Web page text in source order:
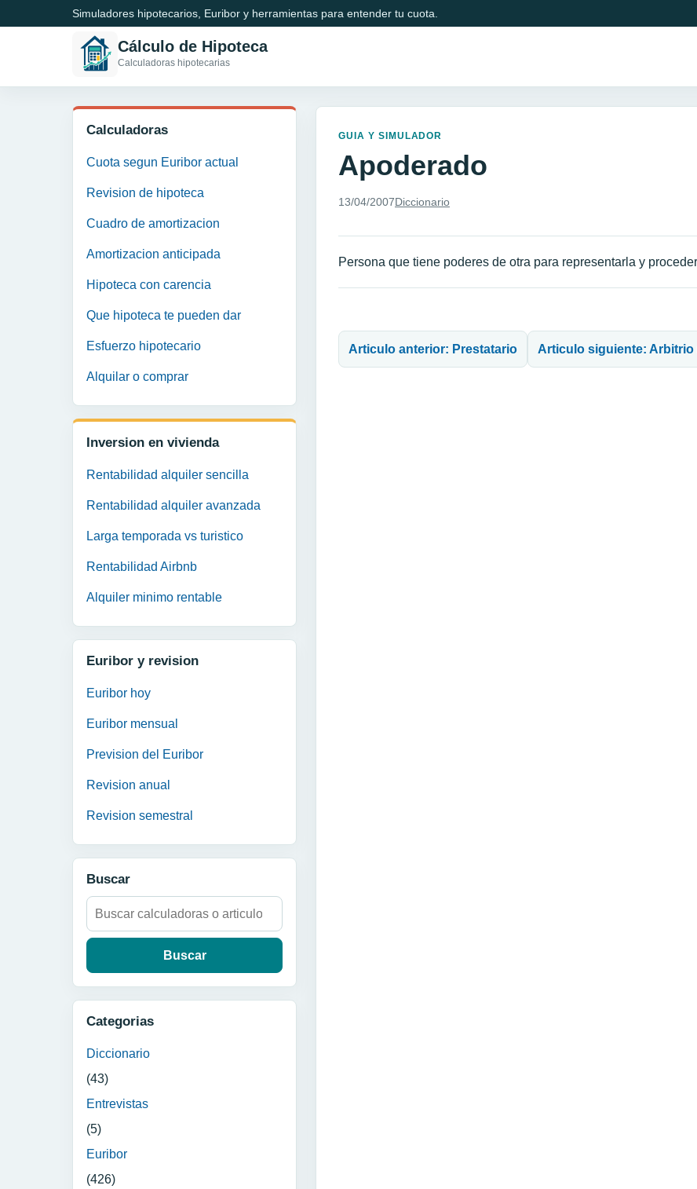
Simuladores hipotecarios, Euribor y herramientas para entender tu cuota.
Cálculo de Hipoteca
Calculadoras hipotecarias
Calculadoras
Cuota segun Euribor actual
Revision de hipoteca
Cuadro de amortizacion
Amortizacion anticipada
Hipoteca con carencia
Que hipoteca te pueden dar
Esfuerzo hipotecario
Alquilar o comprar
Inversion en vivienda
Rentabilidad alquiler sencilla
Rentabilidad alquiler avanzada
Larga temporada vs turistico
Rentabilidad Airbnb
Alquiler minimo rentable
Euribor y revision
Euribor hoy
Euribor mensual
Prevision del Euribor
Revision anual
Revision semestral
Buscar
Buscar:
Categorias
Diccionario
(43)
Entrevistas
(5)
Euribor
(426)
GUIA Y SIMULADOR
Apoderado
13/04/2007Diccionario
Persona que tiene poderes de otra para representarla y
Articulo anterior: Prestatario Articulo siguiente: